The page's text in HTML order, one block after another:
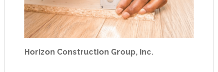
Horizon Construction Group, Inc.